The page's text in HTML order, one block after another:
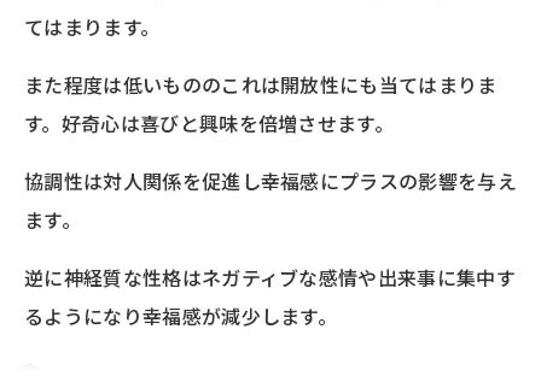
てはまります。
また程度は低いもののこれは開放性にも当てはまりま
す。好奇心は喜びと興味を倍増させます。
協調性は対人関係を促進し幸福感にプラスの影響を与え
ます。
逆に神経質な性格はネガティブな感情や出来事に集中す
るようになり幸福感が減少します。